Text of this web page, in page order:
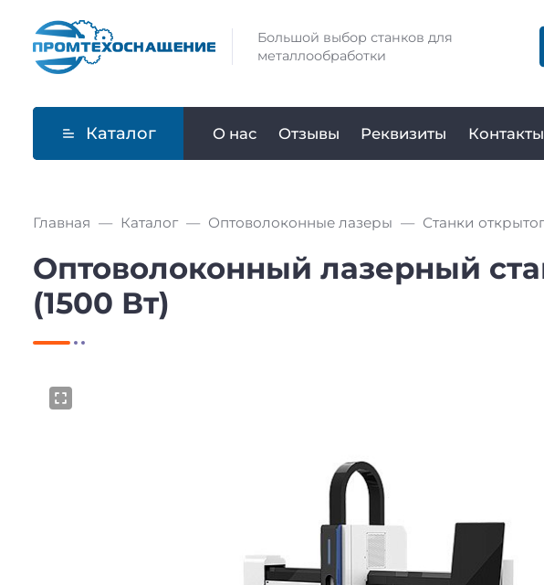
Большой выбор станков для
металлообработки
Каталог О нас Отзывы Реквизиты Контакты
Главная Каталог Оптоволоконные лазеры Станки
Оптоволоконный лазерный
(1500 Вт)